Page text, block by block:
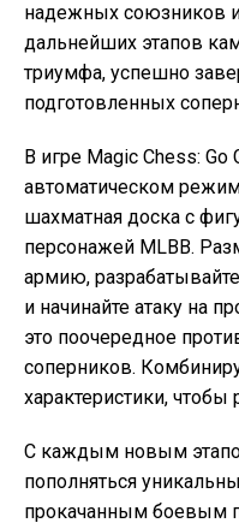
надежных союзников и
дальнейших этапов
триумфа, успешно
подготовленных
В игре Magic Chess: Go
автоматическом
шахматная доска с
персонажей MLBB.
армию,
и начинайте атаку на
это поочередное
соперников.
характеристики, чтобы
С каждым новым
пополняться
прокачанным боевым